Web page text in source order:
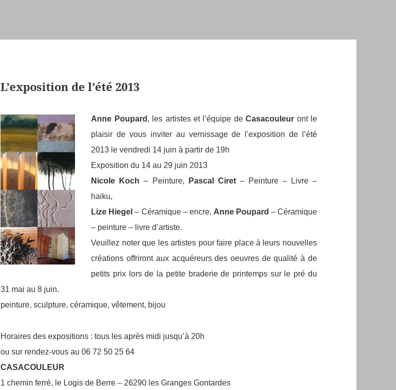
L’exposition de l’été 2013
Anne Poupard , les artistes et l’équipe deCasacouleur ont le
plaisir de vous inviter au vernissage de l’exposition de l’été
2013 le vendredi 14 juin à partir de 19h
Exposition du 14 au 29 juin 2013
Nicole Koch – Peinture, Pascal Ciret– Peinture – Livre –
haiku,
Lize Hiegel – Céramique – encre, Anne Poupard – Céramique
– peinture – livre d’artiste.
Veuillez noter que les artistes pour faire place à leurs nouvelles
créations offriront aux acquéreurs des oeuvres de qualité à de
petits prix lors de la petite braderie de printemps sur le pré du
31 mai au 8 juin.
peinture, sculpture, céramique, vêtement, bijou
Horaires des expositions : tous les après midi jusqu’à 20h
ou sur rendez-vous au 06 72 50 25 64
CASACOULEUR
1 chemin ferré, le Logis de Berre – 26290 les Granges Gontardes